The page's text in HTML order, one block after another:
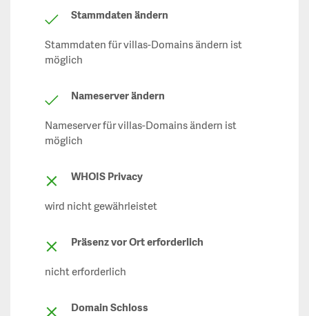
Stammdaten ändern
Stammdaten für villas-Domains ändern ist
möglich
Nameserver ändern
Nameserver für villas-Domains ändern ist
möglich
WHOIS Privacy
wird nicht gewährleistet
Präsenz vor Ort erforderlich
nicht erforderlich
Domain Schloss